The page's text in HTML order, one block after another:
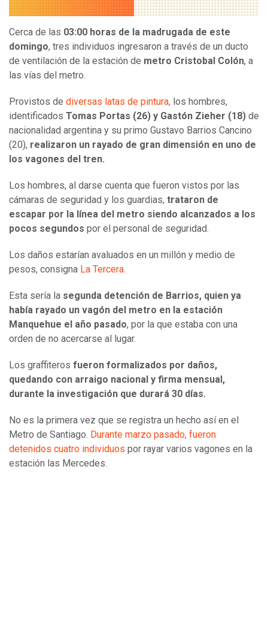
Cerca de las 03:00 horas de la madrugada de este
domingo, tres individuos ingresaron a través de un ducto
de ventilación de la estación de metro Cristobal Colón, a
las vías del metro.
Provistos de diversas latas de pintura, los hombres,
identificados Tomas Portas (26) y Gastón Zieher (18) de
nacionalidad argentina y su primo Gustavo Barrios Cancino
(20), realizaron un rayado de gran dimensión en uno de
los vagones del tren.
Los hombres, al darse cuenta que fueron vistos por las
cámaras de seguridad y los guardias, trataron de
escapar por la línea del metro siendo alcanzados a los
pocos segundos por el personal de seguridad.
Los daños estarían avaluados en un millón y medio de
pesos, consigna La Tercera.
Esta sería la segunda detención de Barrios, quien ya
había rayado un vagón del metro en la estación
Manquehue el año pasado, por la que estaba con una
orden de no acercarse al lugar.
Los graffiteros fueron formalizados por daños,
quedando con arraigo nacional y firma mensual,
durante la investigación que durará 30 días.
No es la primera vez que se registra un hecho así en el
Metro de Santiago. Durante marzo pasado, fueron
detenidos cuatro individuos por rayar varios vagones en la
estación las Mercedes.